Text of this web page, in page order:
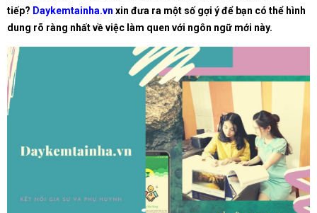
tiếp? Daykemtainha.vn xin đưa ra một số gợi ý để bạn có thể hình
dung rõ ràng nhất về việc làm quen với ngôn ngữ mới này.